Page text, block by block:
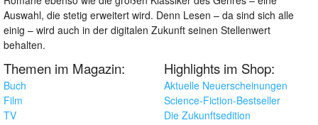
Auswahl, die stetig erweitert wird. Denn Lesen – da sind sich alle
einig – wird auch in der digitalen Zukunft seinen Stellenwert
behalten.
Themen im Magazin:
Buch
Film
TV
Highlights im Shop:
Aktuelle Neuerscheinungen
Science-Fiction-Bestseller
Die Zukunftsedition